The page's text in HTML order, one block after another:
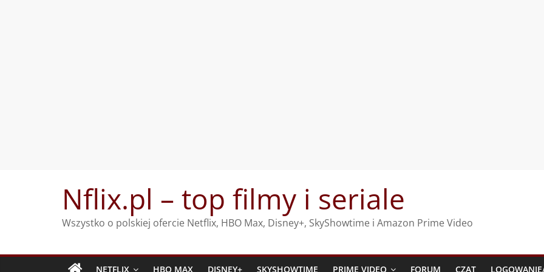
Nflix.pl – top filmy i seriale
Wszystko o polskiej ofercie Netflix, HBO Max, Disney+, SkyShowtime i Amazon Prime Video
NETFLIX HBO MAX DISNEY+ SKYSHOWTIME PRIME VIDEO FORUM CZAT